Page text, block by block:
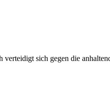
verteidigt sich gegen die